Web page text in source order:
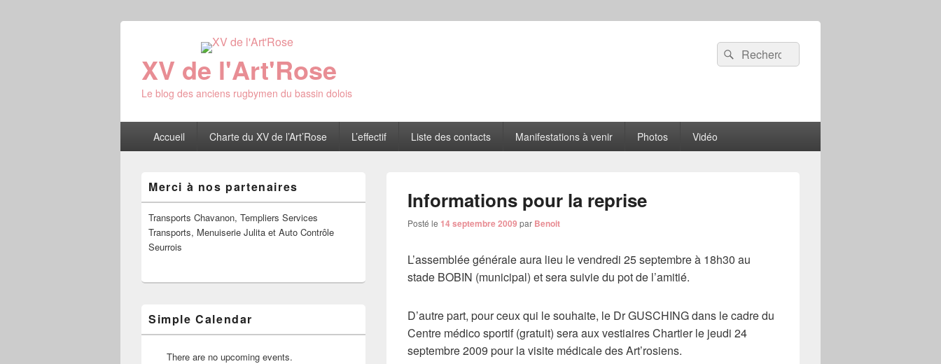
XV de l'Art'Rose
Le blog des anciens rugbymen du bassin dolois
Recherche :
Rechercher
principalAccueil Charte du XV de l’Art’Rose L’effectif Liste des contacts Manifestations à venir Photos Vidéo
Informations pour la reprise
Posté le 14 septembre 2009 par Benoit
L’assemblée générale aura lieu le vendredi 25 septembre à 18h30 au
stade BOBIN (municipal) et sera suivie du pot de l’amitié.
D’autre part, pour ceux qui le souhaite, le Dr GUSCHING dans le cadre du
Centre médico sportif (gratuit) sera aux vestiaires Chartier le jeudi 24
septembre 2009 pour la visite médicale des Art’rosiens.
principale
de
widget
pour
barre
Merci à nos partenaires
Transports Chavanon, Templiers Services
Transports, Menuiserie Julita et Auto Contrôle
Seurrois
Simple Calendar
There are no upcoming events.